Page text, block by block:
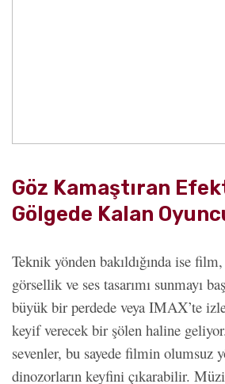
Göz Kamaştıran
Gölgede Kalan
Teknik yönden bakıldığında ise
görsellik ve ses tasarımı sunmayı
büyük bir perdede veya IMAX’te
keyif verecek bir şölen haline
sevenler, bu sayede filmin olumsuz
dinozorların keyfini çıkarabilir.